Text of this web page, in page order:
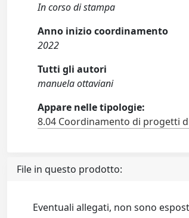
In corso di stampa
Anno inizio coordinamento
2022
Tutti gli autori
manuela ottaviani
Appare nelle tipologie:
8.04 Coordinamento di progetti
File in questo prodotto:
Eventuali allegati, non sono